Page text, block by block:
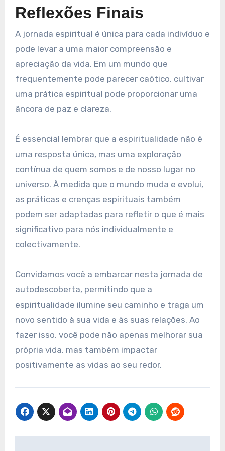
Reflexões Finais
A jornada espiritual é única para cada indivíduo e
pode levar a uma maior compreensão e
apreciação da vida. Em um mundo que
frequentemente pode parecer caótico, cultivar
uma prática espiritual pode proporcionar uma
âncora de paz e clareza.
É essencial lembrar que a espiritualidade não é
uma resposta única, mas uma exploração
contínua de quem somos e de nosso lugar no
universo. À medida que o mundo muda e evolui,
as práticas e crenças espirituais também
podem ser adaptadas para refletir o que é mais
significativo para nós individualmente e
colectivamente.
Convidamos você a embarcar nesta jornada de
autodescoberta, permitindo que a
espiritualidade ilumine seu caminho e traga um
novo sentido à sua vida e às suas relações. Ao
fazer isso, você pode não apenas melhorar sua
própria vida, mas também impactar
positivamente as vidas ao seu redor.